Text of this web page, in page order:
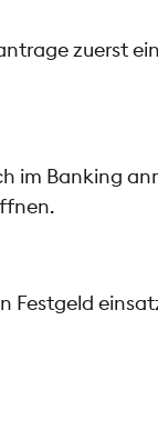
zuerst ein
im Banking
Festgeld